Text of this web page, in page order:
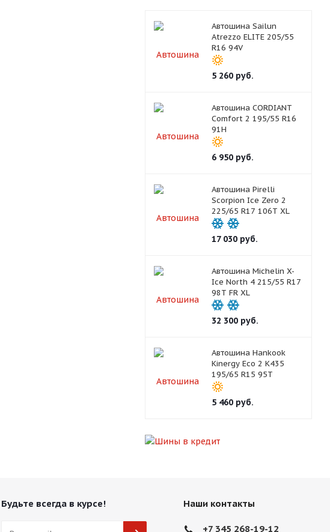
Автошина Sailun
Atrezzo ELITE 205/55
R16 94V
5 260руб.
Автошина CORDIANT
Comfort 2 195/55 R16
91H
6 950руб.
Автошина Pirelli
Scorpion Ice Zero 2
225/65 R17 106T XL
17 030руб.
Автошина Michelin X-
Ice North 4 215/55 R17
98T FR XL
32 300руб.
Автошина Hankook
Kinergy Eco 2 K435
195/65 R15 95T
5 460руб.
Будьте всегда в курсе! Наши контакты
+7 345 268-19-12